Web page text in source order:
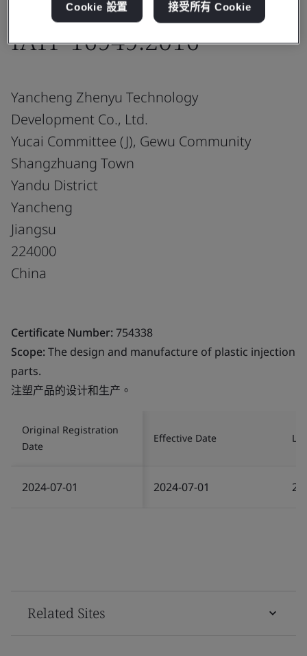
IATF 16949:2016
Yancheng Zhenyu Technology
Development Co., Ltd.
Yucai Committee (J), Gewu Community
Shangzhuang Town
Yandu District
Yancheng
Jiangsu
224000
China
Certificate Number:754338
Scope:The design and manufacture of plastic injection
parts.
注塑产品的设计和生产。
Original Registration
Date
Effective Date
2024-07-01 2024-07-01
Related Sites
Cookie 設置 接受所有 Cookie